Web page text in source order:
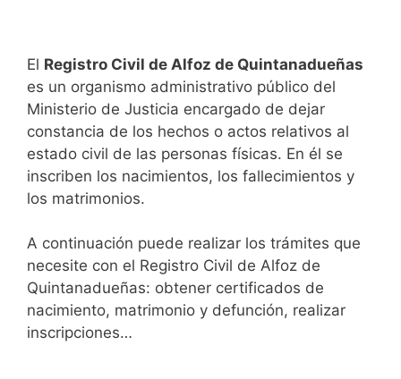
El Registro Civil de Alfoz de Quintanadueñas
es un organismo administrativo público del
Ministerio de Justicia encargado de dejar
constancia de los hechos o actos relativos al
estado civil de las personas físicas. En él se
inscriben los nacimientos, los fallecimientos y
los matrimonios.
A continuación puede realizar los trámites que
necesite con el Registro Civil de Alfoz de
Quintanadueñas: obtener certificados de
nacimiento, matrimonio y defunción, realizar
inscripciones…